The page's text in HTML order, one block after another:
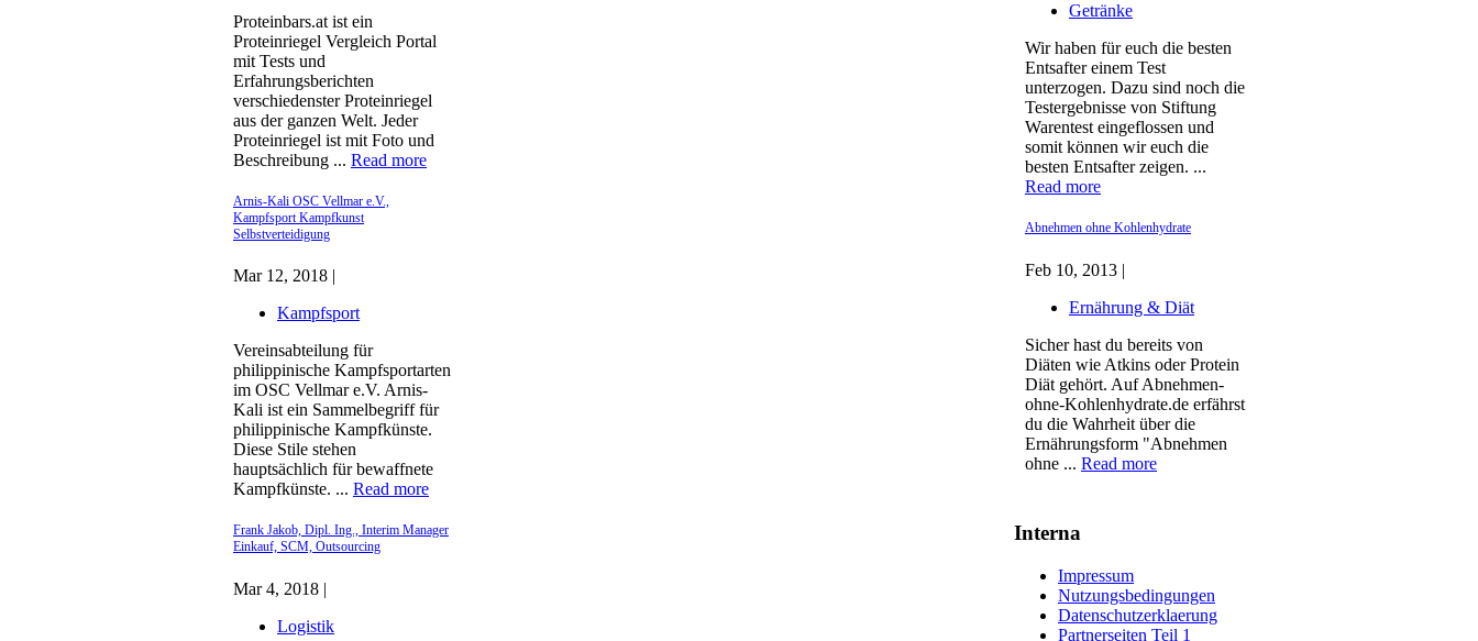
Proteinbars.at ist ein
Proteinriegel Vergleich Portal
mit Tests und
Erfahrungsberichten
verschiedenster Proteinriegel
aus der ganzen Welt. Jeder
Proteinriegel ist mit Foto und
Beschreibung ... Read more
Arnis-Kali OSC Vellmar e.V.,
Kampfsport Kampfkunst
Selbstverteidigung
Mar 12, 2018 |
Kampfsport
Vereinsabteilung für
philippinische Kampfsportarten
im OSC Vellmar e.V. Arnis-
Kali ist ein Sammelbegriff für
philippinische Kampfkünste.
Diese Stile stehen
hauptsächlich für bewaffnete
Kampfkünste. ... Read more
Frank Jakob, Dipl. Ing., Interim Manager
Einkauf, SCM, Outsourcing
Mar 4, 2018 |
Logistik
Getränke
Wir haben für euch die besten
Entsafter einem Test
unterzogen. Dazu sind noch die
Testergebnisse von Stiftung
Warentest eingeflossen und
somit können wir euch die
besten Entsafter zeigen. ...
Read more
Abnehmen ohne Kohlenhydrate
Feb 10, 2013 |
Ernährung & Diät
Sicher hast du bereits von
Diäten wie Atkins oder Protein
Diät gehört. Auf Abnehmen-
ohne-Kohlenhydrate.de erfährst
du die Wahrheit über die
Ernährungsform "Abnehmen
ohne ... Read more
Interna
Impressum
Nutzungsbedingungen
Datenschutzerklaerung
Partnerseiten Teil 1